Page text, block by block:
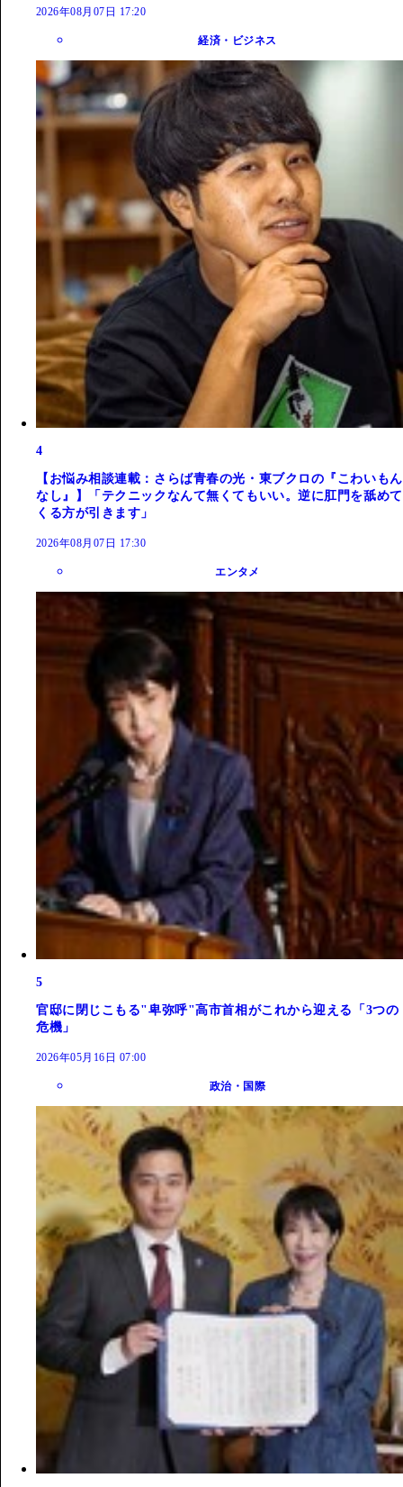
2026年08月07日 17:20
経済・ビジネス
4
【お悩み相談連載：さらば青春の光・東ブクロの『こわいもん
なし』】「テクニックなんて無くてもいい。逆に肛門を舐めて
くる方が引きます」
2026年08月07日 17:30
エンタメ
5
官邸に閉じこもる"卑弥呼"高市首相がこれから迎える「3つの
危機」
2026年05月16日 07:00
政治・国際